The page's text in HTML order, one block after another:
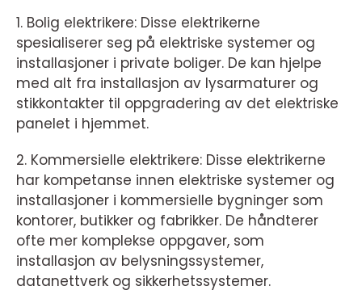
1. Bolig elektrikere: Disse elektrikerne
spesialiserer seg på elektriske systemer og
installasjoner i private boliger. De kan hjelpe
med alt fra installasjon av lysarmaturer og
stikkontakter til oppgradering av det elektriske
panelet i hjemmet.
2. Kommersielle elektrikere: Disse elektrikerne
har kompetanse innen elektriske systemer og
installasjoner i kommersielle bygninger som
kontorer, butikker og fabrikker. De håndterer
ofte mer komplekse oppgaver, som
installasjon av belysningssystemer,
datanettverk og sikkerhetssystemer.